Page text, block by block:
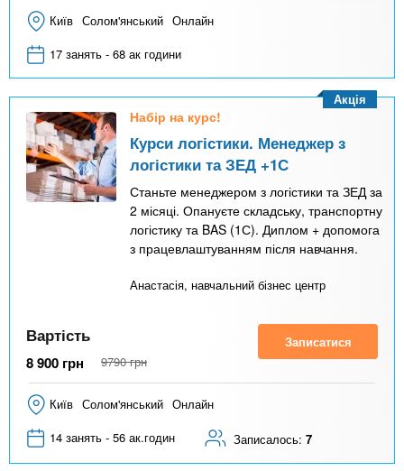
Київ Солом'янський Онлайн
17 занять - 68 ак години
Набір на курс!
Курси логістики. Менеджер з
логістики та ЗЕД +1С
Станьте менеджером з логістики та ЗЕД за
2 місяці. Опануєте складську, транспортну
логістику та BAS (1С). Диплом + допомога
з працевлаштуванням після навчання.
Анастасія, навчальний бізнес центр
Акція
Вартість
8 900 грн 9790 грн
Записатися
Київ Солом'янський Онлайн
14 занять - 56 ак.годин
Записалось: 7